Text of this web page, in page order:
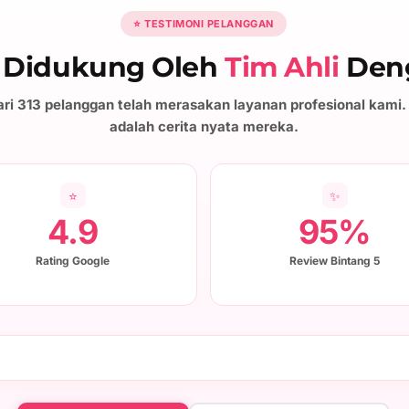
⭐ TESTIMONI PELANGGAN
OlehTim Ahli
313 pelanggan telah merasakan layanan profesional
adalah cerita nyata mereka.
⭐
4.9
Rating Google
✨
95%
Review Bintang 5